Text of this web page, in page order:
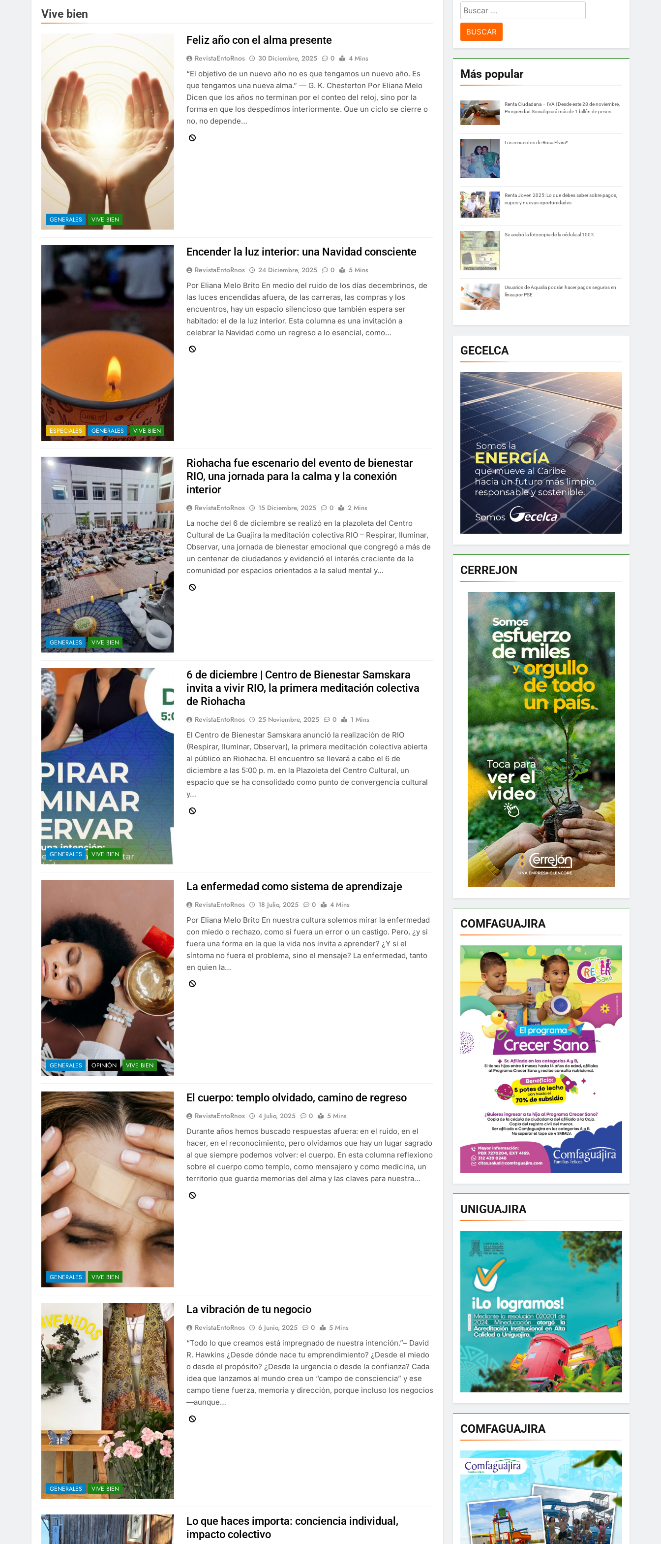
Vive bien
GENERALES VIVE BIEN
Feliz año con el alma presente
RevistaEntoRnos 30 Diciembre, 2025 0
4 Mins
“El objetivo de un nuevo año no es que tengamos un nuevo año. Es
que tengamos una nueva alma.” — G. K. Chesterton Por Eliana Melo
Dicen que los años no terminan por el conteo del reloj, sino por la
forma en que los despedimos interiormente. Que un ciclo se cierre o
no, no depende…
ESPECIALES GENERALES VIVE BIEN
Encender la luz interior: una Navidad consciente
RevistaEntoRnos 24 Diciembre, 2025 0
5 Mins
Por Eliana Melo Brito En medio del ruido de los días decembrinos, de
las luces encendidas afuera, de las carreras, las compras y los
encuentros, hay un espacio silencioso que también espera ser
habitado: el de la luz interior. Esta columna es una invitación a
celebrar la Navidad como un regreso a lo esencial, como…
GENERALES VIVE BIEN
Riohacha fue escenario del evento de bienestar
RIO, una jornada para la calma y la conexión
interior
RevistaEntoRnos 15 Diciembre, 2025 0
2 Mins
La noche del 6 de diciembre se realizó en la plazoleta del Centro
Cultural de La Guajira la meditación colectiva RIO – Respirar, Iluminar,
Observar, una jornada de bienestar emocional que congregó a más de
un centenar de ciudadanos y evidenció el interés creciente de la
comunidad por espacios orientados a la salud mental y…
GENERALES VIVE BIEN
6 de diciembre | Centro de Bienestar Samskara
invita a vivir RIO, la primera meditación colectiva
de Riohacha
RevistaEntoRnos 25 Noviembre, 2025 0
1 Mins
El Centro de Bienestar Samskara anunció la realización de RIO
(Respirar, Iluminar, Observar), la primera meditación colectiva abierta
al público en Riohacha. El encuentro se llevará a cabo el 6 de
diciembre a las 5:00 p. m. en la Plazoleta del Centro Cultural, un
espacio que se ha consolidado como punto de convergencia cultural
y…
GENERALES OPINIÓN VIVE BIEN
La enfermedad como sistema de aprendizaje
RevistaEntoRnos 18 Julio, 2025 0
4 Mins
Por Eliana Melo Brito En nuestra cultura solemos mirar la enfermedad
con miedo o rechazo, como si fuera un error o un castigo. Pero, ¿y si
fuera una forma en la que la vida nos invita a aprender? ¿Y si el
síntoma no fuera el problema, sino el mensaje? La enfermedad, tanto
en quien la…
GENERALES VIVE BIEN
El cuerpo: templo olvidado, camino de regreso
RevistaEntoRnos 4 Julio, 2025 0
5 Mins
Durante años hemos buscado respuestas afuera: en el ruido, en el
hacer, en el reconocimiento, pero olvidamos que hay un lugar sagrado
al que siempre podemos volver: el cuerpo. En esta columna reflexiono
sobre el cuerpo como templo, como mensajero y como medicina, un
territorio que guarda memorias del alma y las claves para nuestra…
GENERALES VIVE BIEN
La vibración de tu negocio
RevistaEntoRnos 6 Junio, 2025 0
5 Mins
“Todo lo que creamos está impregnado de nuestra intención.”– David
R. Hawkins ¿Desde dónde nace tu emprendimiento? ¿Desde el miedo
o desde el propósito? ¿Desde la urgencia o desde la confianza? Cada
idea que lanzamos al mundo crea un “campo de consciencia” y ese
campo tiene fuerza, memoria y dirección, porque incluso los negocios
—aunque…
Lo que haces importa: conciencia individual,
impacto colectivo
Buscar:
Más popular
Renta Ciudadana – IVA | Desde este 28 de noviembre,
Prosperidad Social girará más de 1 billón de pesos
Los recuerdos de Rosa Elvira*
Renta Joven 2025: Lo que debes saber sobre pagos,
cupos y nuevas oportunidades
Se acabó la fotocopia de la cédula al 150%
Usuarios de Aqualia podrán hacer pagos seguros en
línea por PSE
GECELCA
CERREJON
COMFAGUAJIRA
UNIGUAJIRA
COMFAGUAJIRA